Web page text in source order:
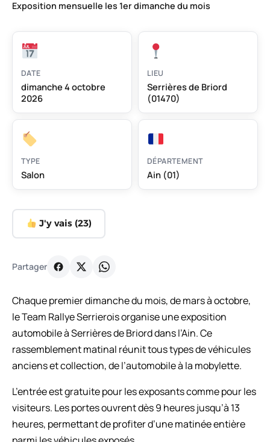
Exposition mensuelle les 1er dimanche du mois
DATE
dimanche 4 octobre
2026
LIEU
Serrières de Briord
(01470)
TYPE
Salon
DÉPARTEMENT
Ain (01)
J'y vais (23)
Partager
Chaque premier dimanche du mois, de mars à octobre,
le Team Rallye Serrierois organise une exposition
automobile à Serrières de Briord dans l’Ain. Ce
rassemblement matinal réunit tous types de véhicules
anciens et collection, de l’automobile à la mobylette.
L’entrée est gratuite pour les exposants comme pour les
visiteurs. Les portes ouvrent dès 9 heures jusqu’à 13
heures, permettant de profiter d’une matinée entière